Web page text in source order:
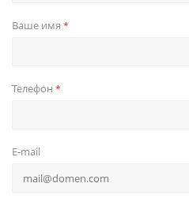
Ваше имя *
Телефон *
E-mail